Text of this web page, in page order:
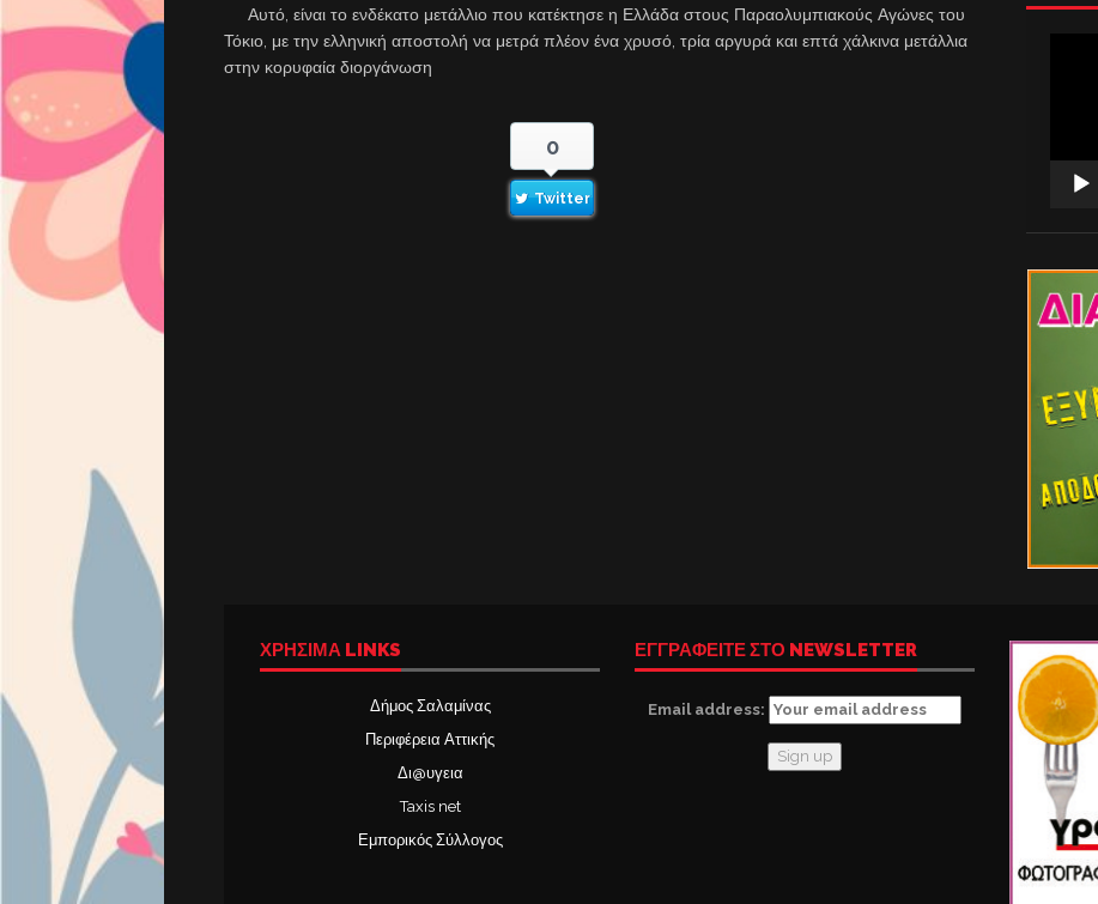
Αυτό, είναι το ενδέκατο μετάλλιο που κατέκτησε η Ελλάδα στους Παραολυμπιακούς Αγώνες του
Τόκιο, με την ελληνική αποστολή να μετρά πλέον ένα χρυσό, τρία αργυρά και επτά χάλκινα μετάλλια
στην κορυφαία διοργάνωση
0
Twitter
ΧΡΉΣΙΜΑ LINKS
Δήμος Σαλαμίνας
Περιφέρεια Αττικής
Δι@υγεια
Taxis net
Εμπορικός Σύλλογος
ΕΓΓΡΑΦΕΙΤΕ ΣΤΟ NEWSLETTER
Email address: